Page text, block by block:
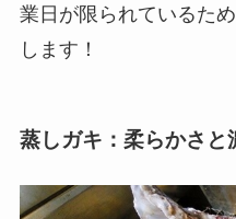
業日が限られているた
します！
蒸しガキ：柔らかさと